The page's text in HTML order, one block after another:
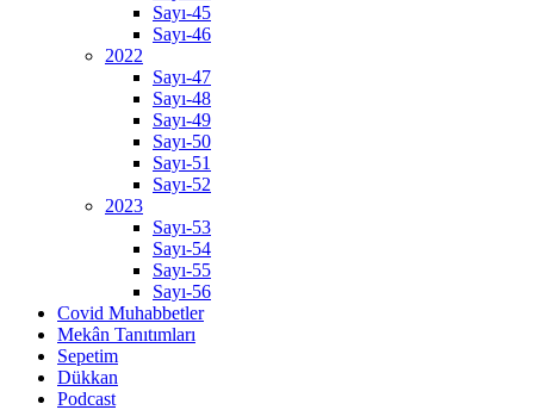
Sayı-45
Sayı-46
2022
Sayı-47
Sayı-48
Sayı-49
Sayı-50
Sayı-51
Sayı-52
2023
Sayı-53
Sayı-54
Sayı-55
Sayı-56
Covid Muhabbetler
Mekân Tanıtımları
Sepetim
Dükkan
Podcast